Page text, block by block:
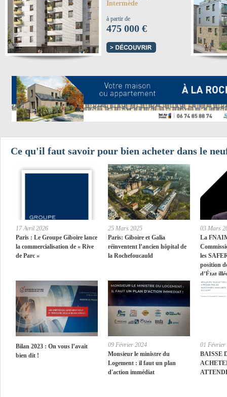
Intermède
à partir de
475 000 €
Ce qu'il faut savoir pour bien acheter dans le
17 Avril 2026
Paris : Le Groupe Giboire lance
la commercialisation de « Rive
de Parc »
25 Mars 2025
Paris: Giboire et Galia
réinventent l’ancien hôpital de
la Rochefoucauld
03 Mars
La
les
position
d’État
Bilan 2023 : On vous l’avait
bien dit !
09 Février 2024
Monsieur le ministre du
Logement : il faut un plan
d'action immédiat
01 Février
BAISSE